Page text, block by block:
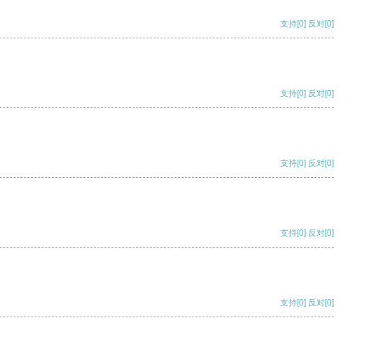
支持[0] 反对[0]
支持[0] 反对[0]
支持[0] 反对[0]
支持[0] 反对[0]
支持[0] 反对[0]